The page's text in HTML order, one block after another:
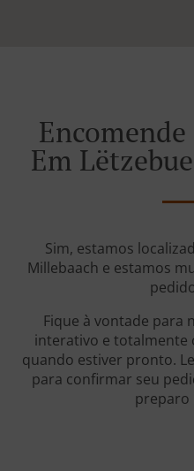
Em
Sim, estamos
Millebaach e estamos
Fique à vontade para
interativo e totalmente
quando estiver pronto.
para confirmar seu
preparo